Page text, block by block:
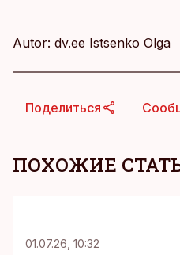
Autor: dv.ee Istsenko Olga
Поделиться
ПОХОЖИЕ
01.07.26, 10:32